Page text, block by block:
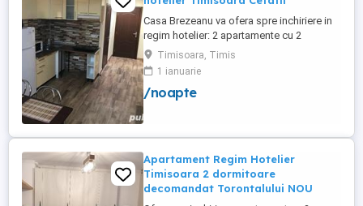
Casa Brezeanu va ofera spre inchiriere in
regim hotelier: 2 apartamente cu 2
dormitoare, baie si bucatarie proprie. (4
locuri cazare in fiecare apartament) 1
apartament cu 1 dormitor, baie si
bucatarie proprie. (3 locuri cazare) Fiecare
Timisoara, Timis
1 ianuarie
/noapte
Apartament Regim Hotelier
Timisoara 2 dormitoare
decomandat Torontalului NOU